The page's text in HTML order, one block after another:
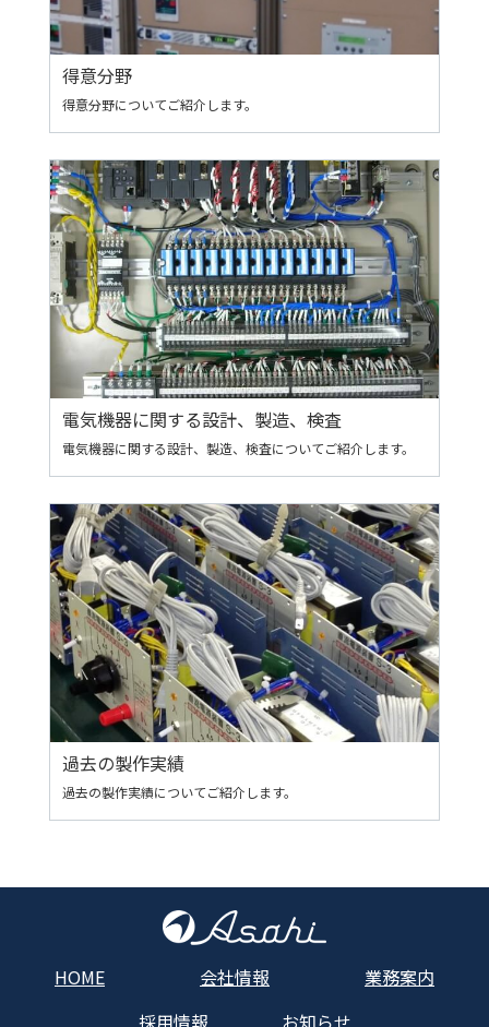
得意分野
得意分野についてご紹介します。
電気機器に関する設計、製造、検査
電気機器に関する設計、製造、検査についてご紹介します。
過去の製作実績
過去の製作実績についてご紹介します。
HOME 会社情報
業務案内
採用情報
お知らせ